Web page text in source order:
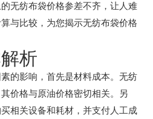
无纺布袋价格参差不齐，让人难
与比较，为您揭示无纺布袋价格
析
的影响，首先是材料成本。无纺
价格与原油价格密切相关。另
相关设备和耗材，并支付人工成